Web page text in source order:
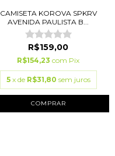
CAMISETA KOROVA SPKRV
AVENIDA PAULISTA B...
R$159,00
R$154,23 com Pix
5 x de R$31,80 sem juros
COMPRAR